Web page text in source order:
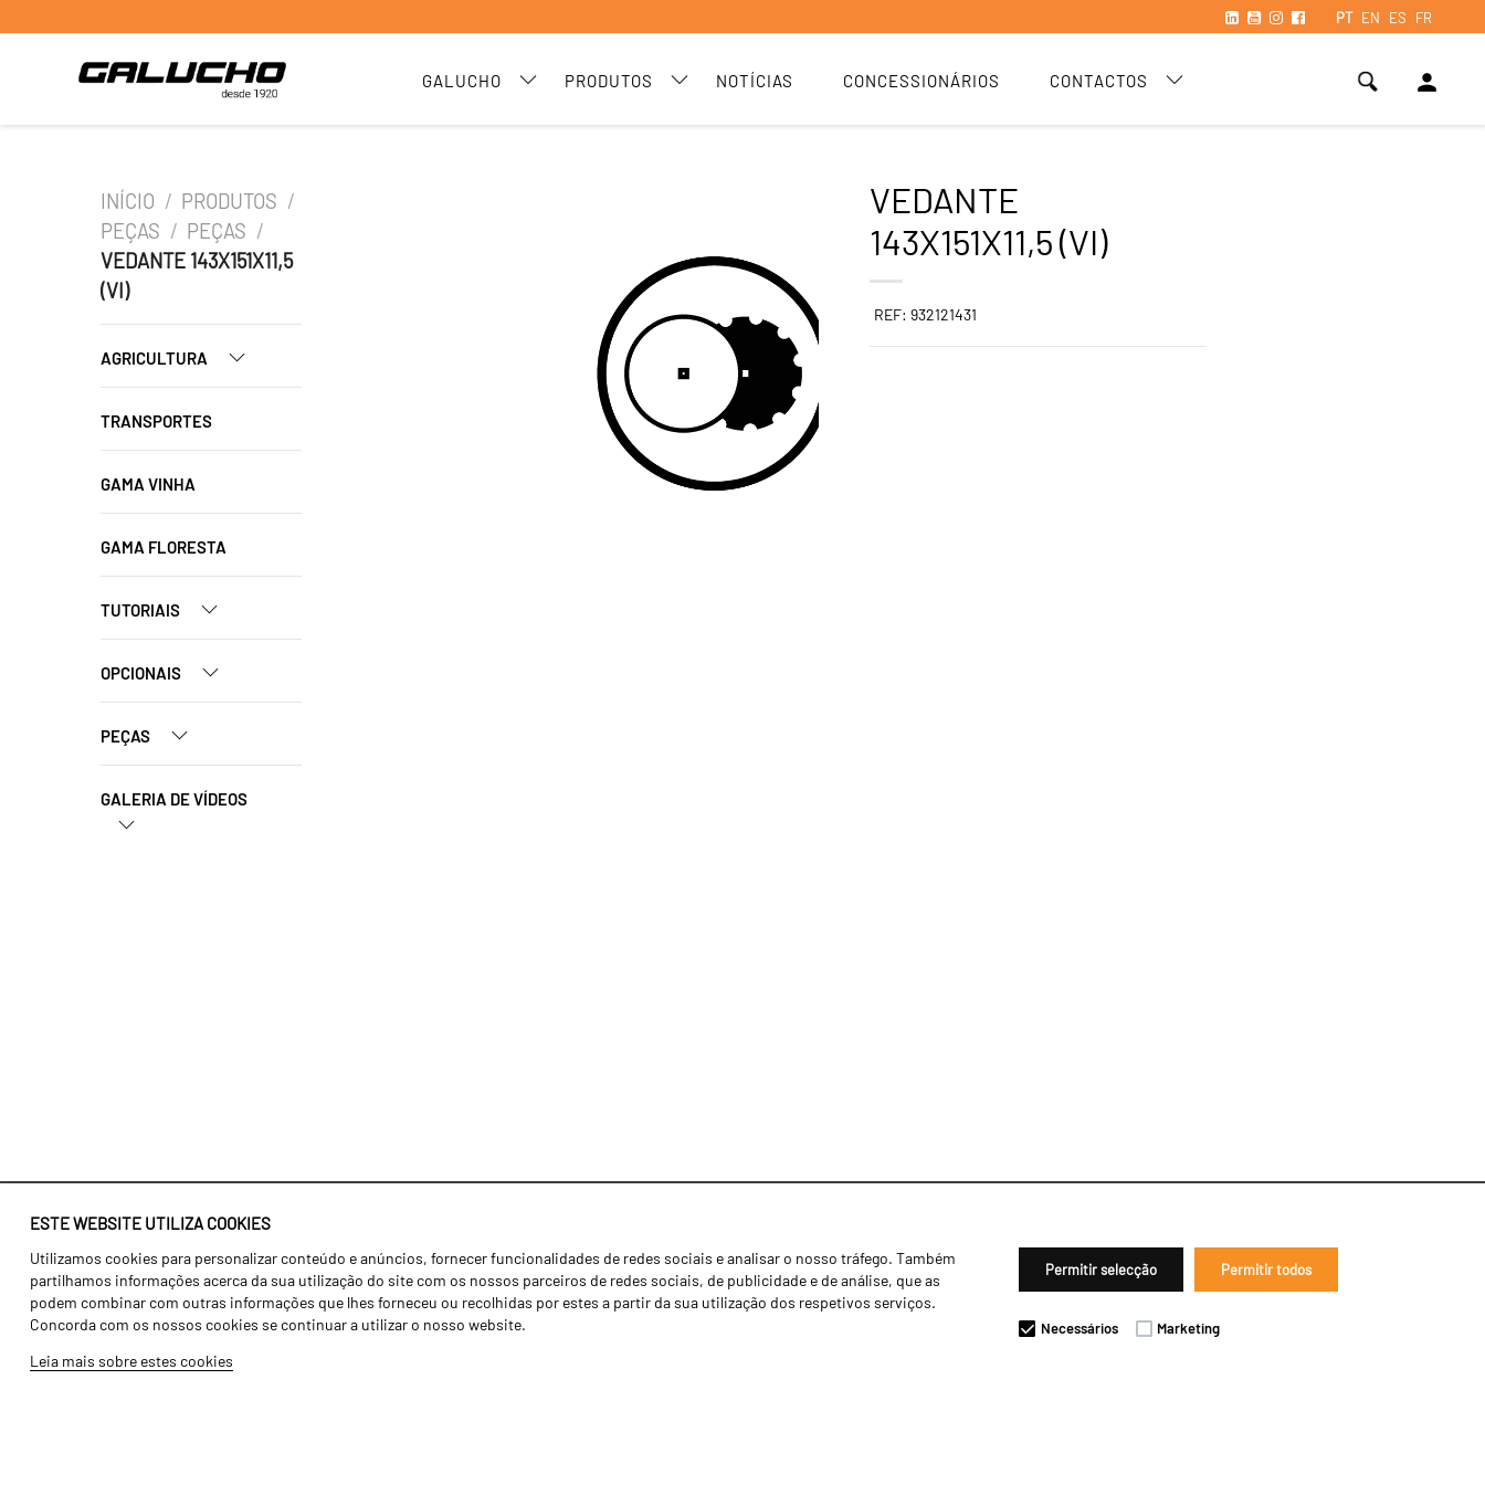
PT EN ES FR
GALUCHO PRODUTOS NOTÍCIAS CONCESSIONÁRIOS CONTACTOS person
ESTE WEBSITE UTILIZA COOKIES
Utilizamos cookies para personalizar conteúdo e anúncios, fornecer funcionalidades de redes sociais e analisar o nosso tráfego. Também
partilhamos informações acerca da sua utilização do site com os nossos parceiros de redes sociais, de publicidade e de análise, que as
podem combinar com outras informações que lhes forneceu ou recolhidas por estes a partir da sua utilização dos respetivos serviços.
Concorda com os nossos cookies se continuar a utilizar o nosso website.
Leia mais sobre estes cookies
Permitir selecção Permitir todos
Necessários Marketing
INÍCIO / PRODUTOS /
PEÇAS / PEÇAS /
VEDANTE 143X151X11,5
(VI)
AGRICULTURA
TRANSPORTES
GAMA VINHA
GAMA FLORESTA
TUTORIAIS
OPCIONAIS
PEÇAS
GALERIA DE VÍDEOS
VEDANTE
143X151X11,5 (VI)
REF: 932121431
Identidade
História
Fábrica / Produção
Recursos Humanos
Agricultura
Transportes
Gama Floresta
Notícias
Concessionários